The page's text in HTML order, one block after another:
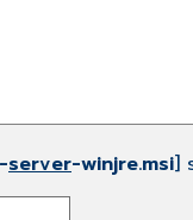
server-winjre.msi]